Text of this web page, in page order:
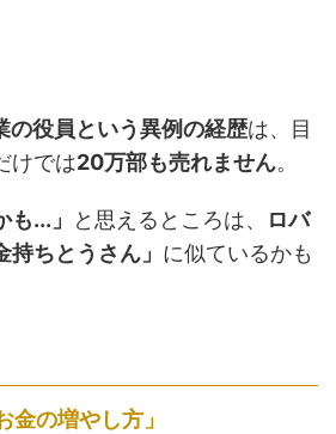
の役員という異例の経歴は、目
けでは20万部も売れません。
も...」 と思えるところは、
ロバ
ちとうさん」 に似ているかも
金の増やし方」